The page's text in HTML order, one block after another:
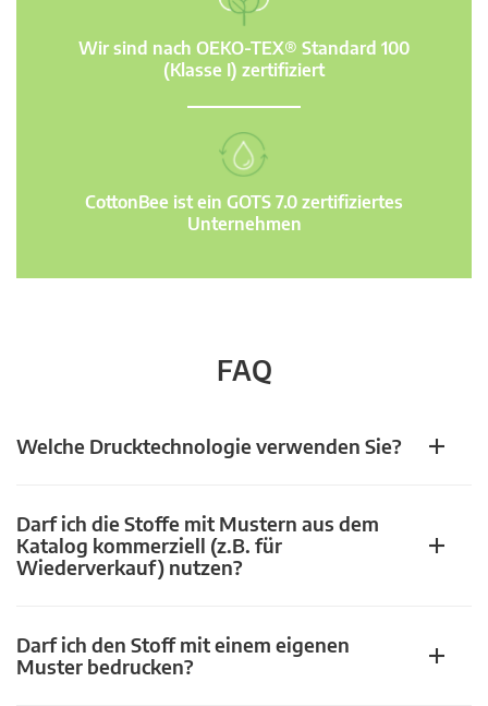
Wir sind nach OEKO-TEX® Standard 100
(Klasse I) zertifiziert
CottonBee ist ein GOTS 7.0 zertifiziertes
Unternehmen
FAQ
Welche Drucktechnologie verwenden Sie?
Darf ich die Stoffe mit Mustern aus dem
Katalog kommerziell (z.B. für
Wiederverkauf) nutzen?
Darf ich den Stoff mit einem eigenen
Muster bedrucken?